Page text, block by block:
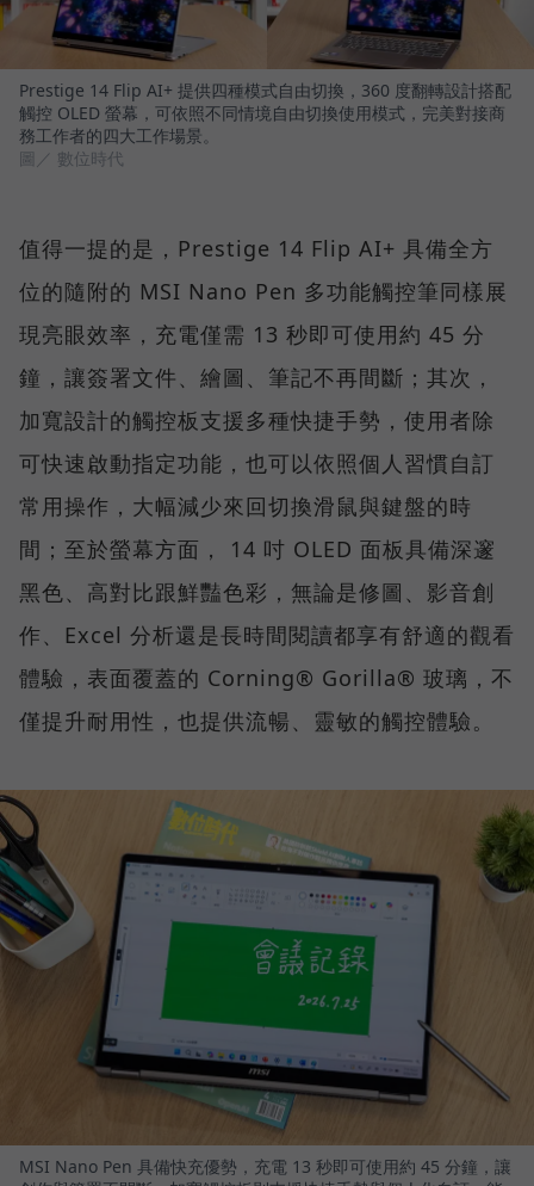
Prestige 14 Flip AI+ 提供四種模式自由切換，360 度翻轉設計搭配
觸控 OLED 螢幕，可依照不同情境自由切換使用模式，完美對接商
務工作者的四大工作場景。
圖／ 數位時代
值得一提的是，Prestige 14 Flip AI+ 具備全方
位的隨附的 MSI Nano Pen 多功能觸控筆同樣展
現亮眼效率，充電僅需 13 秒即可使用約 45 分
鐘，讓簽署文件、繪圖、筆記不再間斷；其次，
加寬設計的觸控板支援多種快捷手勢，使用者除
可快速啟動指定功能，也可以依照個人習慣自訂
常用操作，大幅減少來回切換滑鼠與鍵盤的時
間；至於螢幕方面， 14 吋 OLED 面板具備深邃
黑色、高對比跟鮮豔色彩，無論是修圖、影音創
作、Excel 分析還是長時間閱讀都享有舒適的觀看
體驗，表面覆蓋的 Corning® Gorilla® 玻璃，不
僅提升耐用性，也提供流暢、靈敏的觸控體驗。
MSI Nano Pen 具備快充優勢，充電 13 秒即可使用約 45 分鐘，讓